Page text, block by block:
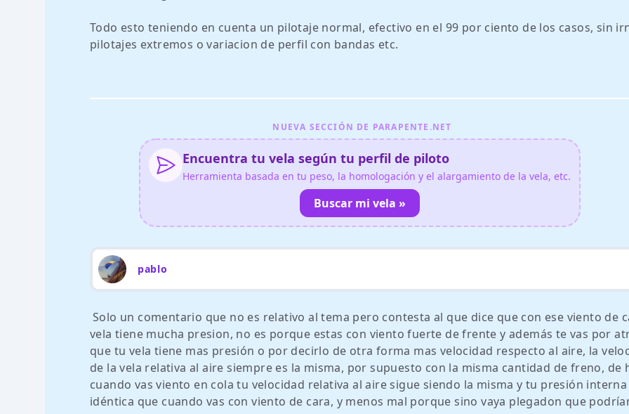
Todo esto teniendo en cuenta un pilotaje normal, efectivo en el 99 por ciento de los casos, sin
pilotajes extremos o variacion de perfil con bandas etc.
NUEVA SECCIÓN DE PARAPENTE.NET
Encuentra tu vela según tu perfil de piloto
Herramienta basada en tu peso, la homologación y el alargamiento de la vela, etc.
Buscar mi vela »
pablo
Solo un comentario que no es relativo al tema pero contesta al que dice que con ese viento de
vela tiene mucha presion, no es porque estas con viento fuerte de frente y además te vas por
que tu vela tiene mas presión o por decirlo de otra forma mas velocidad respecto al aire, la
de la vela relativa al aire siempre es la misma, por supuesto con la misma cantidad de freno, de
cuando vas viento en cola tu velocidad relativa al aire sigue siendo la misma y tu presión interna
idéntica que cuando vas con viento de cara, y menos mal porque sino vaya plegadon que